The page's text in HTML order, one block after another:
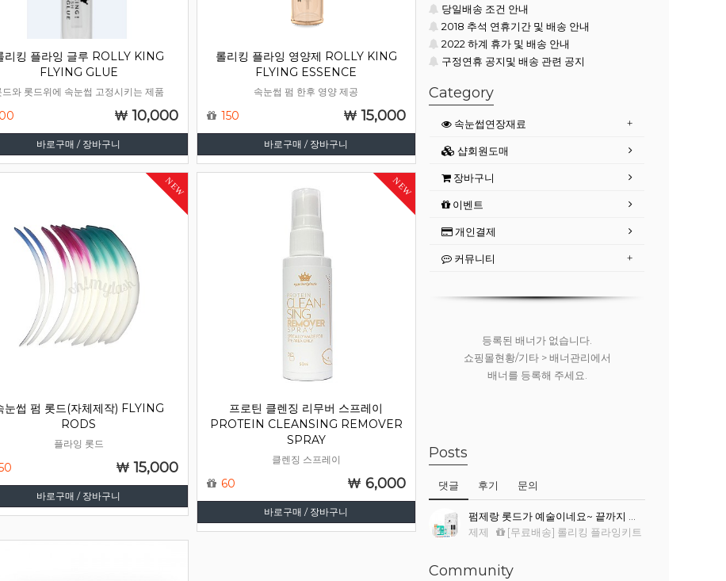
리킹 플라잉 글루 ROLLY KING
FLYING GLUE
드와 롯드위에 속눈썹 고정시키는 제품
10,000
바로구매 / 장바구니
롤리킹 플라잉 영양제 ROLLY KING
FLYING ESSENCE
속눈썹 펌 한후 영양 제공
150 15,000
바로구매 / 장바구니
NEW
눈썹 펌 롯드(자체제작) FLYING
RODS
플라잉 롯드
15,000
바로구매 / 장바구니
NEW
프로틴 클렌징 리무버 스프레이
PROTEIN CLEANSING REMOVER
SPRAY
클렌징 스프레이
60 6,000
바로구매 / 장바구니
당일배송 조건 안내
2018 추석 연휴기간 및 배송 안내
2022 하계 휴가 및 배송 안내
구정연휴 공지및 배송 관련 공지
Category
속눈썹연장재료
샵회원도매
장바구니
이벤트
개인결제
커뮤니티
등록된 배너가 없습니다.
쇼핑몰현황/기타 > 배너관리에서
배너를 등록해 주세요.
Posts
댓글 후기 문의
펌제랑 롯드가 예술이네요~ 끝까지 싹~ 말려서 컬이 진짜 예뻐요.
제제
[무료배송] 롤리킹 플라잉키트
Community